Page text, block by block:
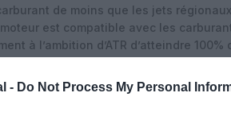
- Do Not Process My Personal
de moins que les jets
est compatible avec les
à l’ambition d’ATR d’atteindre 100%
les clients à respecter leurs
une aviation zéro émission à
a expliqué : «